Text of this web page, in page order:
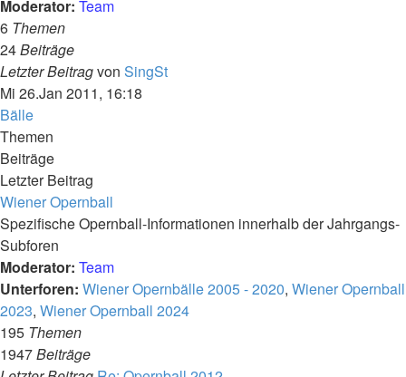
Moderator: Team
6 Themen
24Beiträge
Letzter Beitragvon SingStNeuester
Mi 26.Jan 2011, 16:18
Bälle
Themen
Beiträge
Letzter Beitrag
Wiener Opernball
Spezifische Opernball-Informationen innerhalb der Jahrgangs-
Subforen
Moderator: Team
Unterforen: Wiener Opernbälle 2005 - 2020, Wiener Opernball
2023, Wiener Opernball 2024
195 Themen
1947Beiträge